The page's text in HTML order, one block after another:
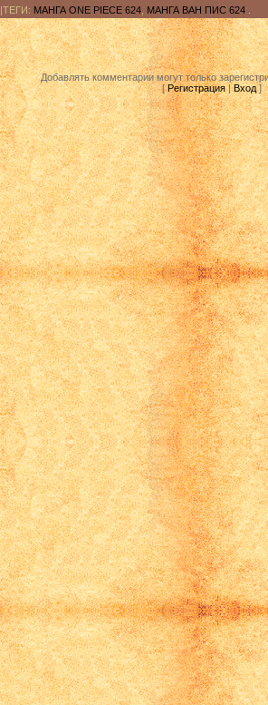
|ТЕГИ: МАНГА ONE PIECE 624 МАНГА ВАН ПИС 624
Добавлять комментарии могут только
[Регистрация|Вход]